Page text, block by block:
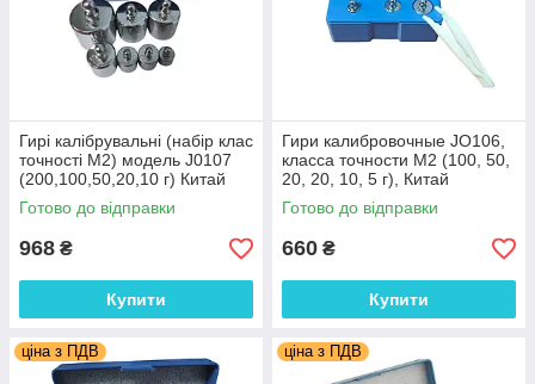
Гирі калібрувальні (набір клас
точності М2) модель J0107
(200,100,50,20,10 г) Китай
Готово до відправки
968 ₴
Купити
Гири калибровочные JO106,
класса точности М2 (100, 50,
20, 20, 10, 5 г), Китай
Готово до відправки
660 ₴
Купити
ціна з ПДВ ціна з ПДВ